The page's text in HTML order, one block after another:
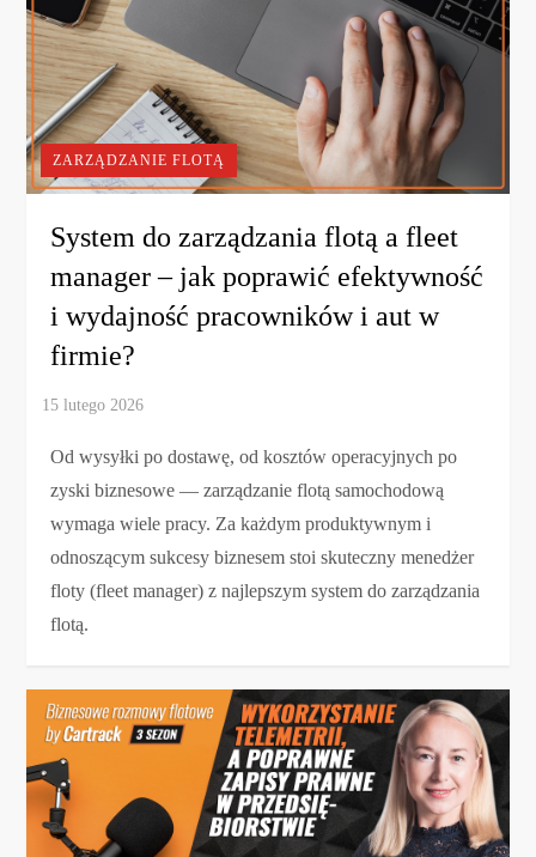
ZARZĄDZANIE FLOTĄ
System do zarządzania flotą a fleet
manager – jak poprawić efektywność
i wydajność pracowników i aut w
firmie?
Od wysyłki po dostawę, od kosztów operacyjnych po
zyski biznesowe — zarządzanie flotą samochodową
wymaga wiele pracy. Za każdym produktywnym i
odnoszącym sukcesy biznesem stoi skuteczny menedżer
floty (fleet manager) z najlepszym system do zarządzania
flotą.